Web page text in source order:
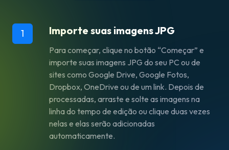
1 Importe suas imagens JPG
Para começar, clique no botão “Começar” e
importe suas imagens JPG do seu PC ou de
sites como Google Drive, Google Fotos,
Dropbox, OneDrive ou de um link. Depois de
processadas, arraste e solte as imagens na
linha do tempo de edição ou clique duas vezes
nelas e elas serão adicionadas
automaticamente.